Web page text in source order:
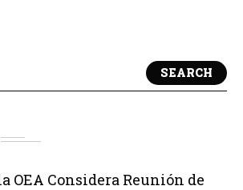
SEARCH
OEA Considera Reunión de